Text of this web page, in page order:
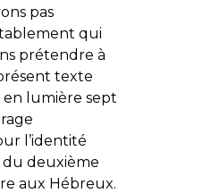
pas
qui
prétendre à
texte
en lumière sept
l’identité
du deuxième
aux Hébreux.